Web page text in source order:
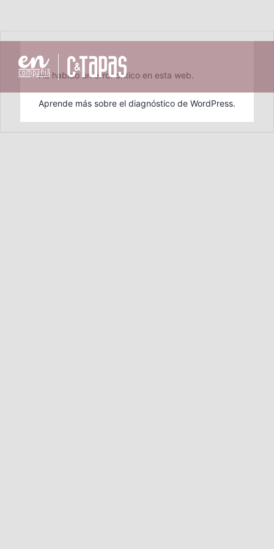
al
contenido
Ha habido un error crítico en esta web.
Aprende más sobre el diagnóstico de WordPress.